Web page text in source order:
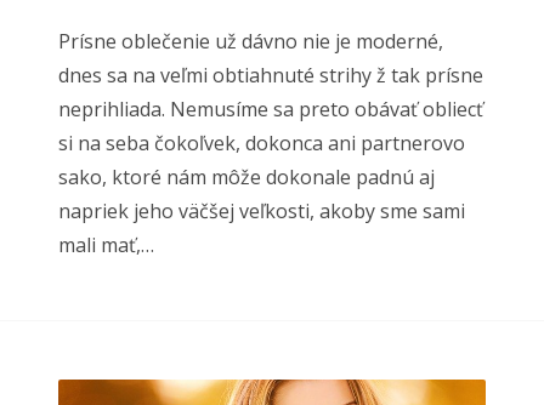
Prísne oblečenie už dávno nie je moderné,
dnes sa na veľmi obtiahnuté strihy ž tak prísne
neprihliada. Nemusíme sa preto obávať obliecť
si na seba čokoľvek, dokonca ani partnerovo
sako, ktoré nám môže dokonale padnú aj
napriek jeho väčšej veľkosti, akoby sme sami
mali mať,…